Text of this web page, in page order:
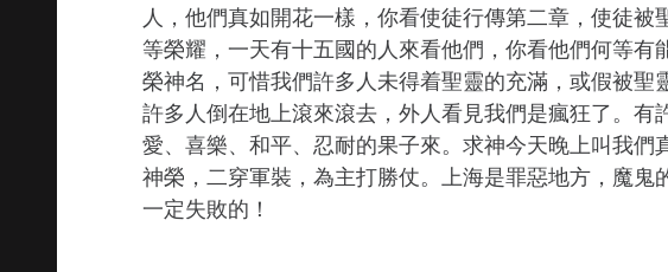
人，他們真如開花一樣，你看使徒行傳第二章，使徒
等榮耀，一天有十五國的人來看他們，你看他們何等
榮神名，可惜我們許多人未得着聖靈的充滿，或假被
許多人倒在地上滾來滾去，外人看見我們是瘋狂了。
愛、喜樂、和平、忍耐的果子來。求神今天晚上叫我
神榮，二穿軍裝，為主打勝仗。上海是罪惡地方，魔
一定失敗的！